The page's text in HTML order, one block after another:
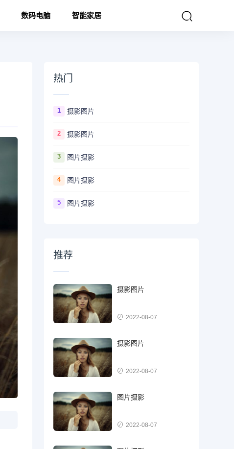
数码电脑 智能家居
热门
1 摄影图片
2 摄影图片
3 图片摄影
4 图片摄影
5 图片摄影
推荐
摄影图片
2022-08-07
摄影图片
2022-08-07
图片摄影
2022-08-07